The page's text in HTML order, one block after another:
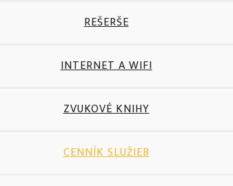
REŠERŠE
INTERNET A WIFI
ZVUKOVÉ KNIHY
CENNÍK SLUŽIEB